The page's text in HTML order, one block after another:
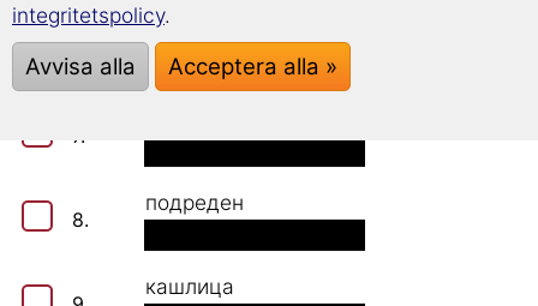
очила
7.
8.
подреден
кашлица
integritetspolicy.
Avvisa alla Acceptera alla »